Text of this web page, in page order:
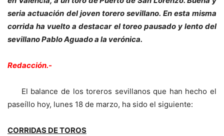
seria actuación del joven torero sevillano. En esta misma
corrida ha vuelto a destacar el toreo pausado y lento del
sevillano Pablo Aguado a la verónica.
Redacción.-
El balance de los toreros sevillanos que han hecho el
paseíllo hoy, lunes 18 de marzo, ha sido el siguiente:
CORRIDAS DE TOROS